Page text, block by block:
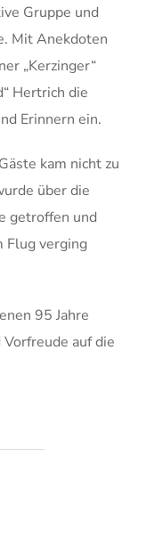
Gruppe und
Mit Anekdoten
„Kerzinger“
Hertrich die
Erinnern ein.
kam nicht zu
über die
getroffen und
Flug verging
95 Jahre
auf die